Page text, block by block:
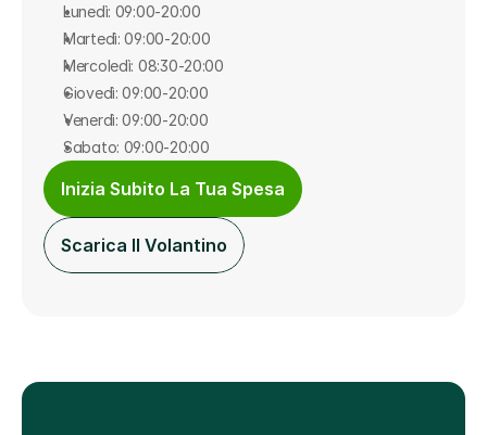
Lunedì: 09:00-20:00
Martedì: 09:00-20:00
Mercoledì: 08:30-20:00
Giovedì: 09:00-20:00
Venerdì: 09:00-20:00
Sabato: 09:00-20:00
Inizia Subito La Tua Spesa
Scarica Il Volantino